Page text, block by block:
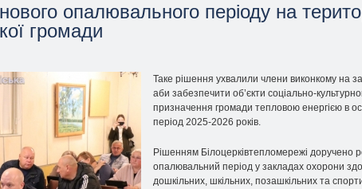
опалювального періоду на
громади
Таке рішення ухвалили члени виконкому на
аби забезпечити об’єкти соціально-
призначення громади тепловою енергією в
період 2025-2026 років.
Рішенням Білоцерківтепломережі доручено
опалювальний період у закладах охорони
дошкільних, шкільних, позашкільних та